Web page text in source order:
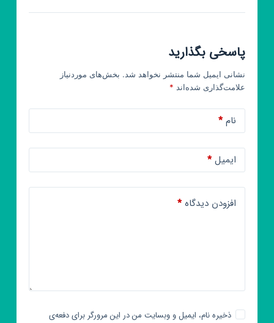
تولید
لباس
پاسخی بگذارید
نشانی ایمیل شما منتشر نخواهد شد. بخش‌های موردنیاز
علامت‌گذاری شده‌اند *
نام*
ایمیل*
افزودن دیدگاه*
ذخیره نام، ایمیل و وبسایت من در این مرورگر برای دفعه‌ی